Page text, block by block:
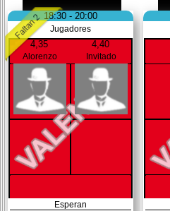
18:30 - 20:00
Jugadores
4,35
Alorenzo
4,40
Invitado
Esperan